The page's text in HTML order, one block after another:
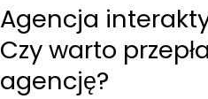
Agencja
Czy warto
agencję?